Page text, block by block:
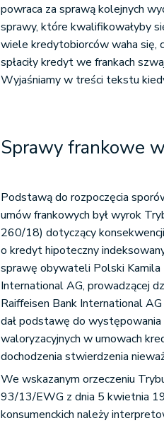
powraca za sprawą kolejnych
sprawy, które kwalifikowałyby
wiele kredytobiorców waha się,
spłaciły kredyt we frankach
Wyjaśniamy w treści tekstu
Sprawy frankowe
Podstawą do rozpoczęcia
umów frankowych był wyrok
260/18) dotyczący
o kredyt hipoteczny
sprawę obywateli Polski Kamila
International AG, prowadzącej
Raiffeisen Bank International
dał podstawę do występowania
waloryzacyjnych w umowach
dochodzenia stwierdzenia
We wskazanym orzeczeniu
93/13/EWG z dnia 5 kwietnia
konsumenckich należy